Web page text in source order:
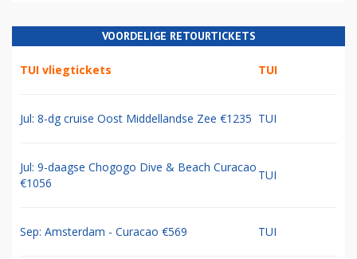
VOORDELIGE RETOURTICKETS
TUI vliegtickets TUI
Jul: 8-dg cruise Oost Middellandse Zee €1235 TUI
Jul: 9-daagse Chogogo Dive & Beach Curacao
€1056
TUI
Sep: Amsterdam - Curacao €569 TUI